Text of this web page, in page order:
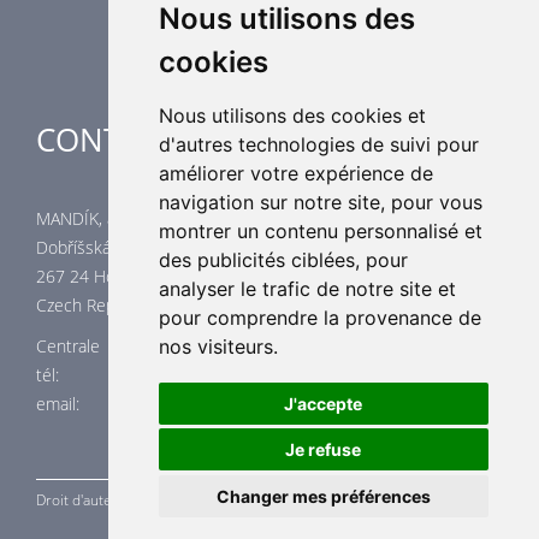
Nous utilisons des
cookies
Nous utilisons des cookies et
d'autres technologies de suivi pour
améliorer votre expérience de
navigation sur notre site, pour vous
montrer un contenu personnalisé et
des publicités ciblées, pour
analyser le trafic de notre site et
pour comprendre la provenance de
nos visiteurs.
J'accepte
Je refuse
Changer mes préférences
Applications spéciales
CONTACTES
MANDÍK, a.s.
Dobříšská 550
267 24 Hostomice
Czech Republic
Centrale
tél: +420 311 706 706
email: mandik@mandik.cz
Droit d'auteur © a.s. 2015 - 2026